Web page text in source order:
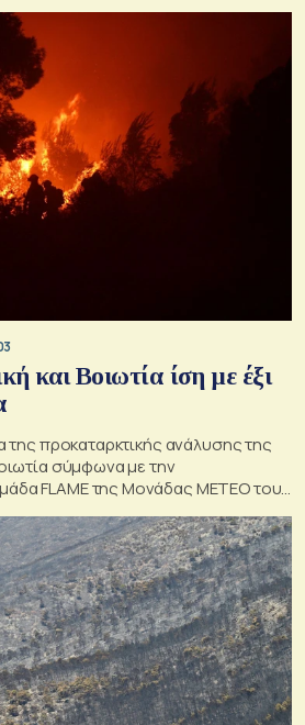
και Βοιωτία ίση με έξι
της προκαταρκτικής ανάλυσης της
σύμφωνα με την
FLAME της Μονάδας ΜΕΤΕΟ του